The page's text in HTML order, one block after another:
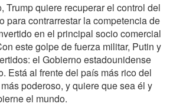
Trump quiere recuperar el control del
para contrarrestar la competencia de
en el principal socio comercial
este golpe de fuerza militar, Putin y
el Gobierno estadounidense
Está al frente del país más rico del
poderoso, y quiere que sea él y
el mundo.